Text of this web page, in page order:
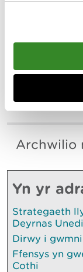
gweithgaredd
I brynu
Archwilio
Yn yr
Strategaeth
Deyrnas
Dirwy i
Ffensys yn
Cothi